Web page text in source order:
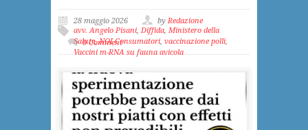
28 maggio 2026 byRedazione
avv. Angelo Pisani, Diffida, Ministero della
Salute,NOI Consumatori, vaccinazione polli,
Vaccini m-RNA su fauna avicola
0 Comment